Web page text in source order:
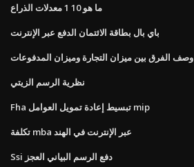
ما هو 10 1 معدلات الذراع
باي بال بطاقة الائتمان الدفع عبر الإنترنت
وصف الفرق بين ميزان التجارة وميزان المدفوعات
نظرية الرسم الزيتي
Fha تبسيط إعادة تمويل العوامل mip
تكلفة mba عبر الإنترنت في الهند
Ssi دفع الرسم البياني العجز